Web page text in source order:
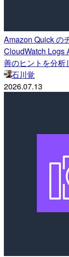
Amazon Quick の
CloudWatch Logs
善のヒントを分析
石川覚
2026.07.13